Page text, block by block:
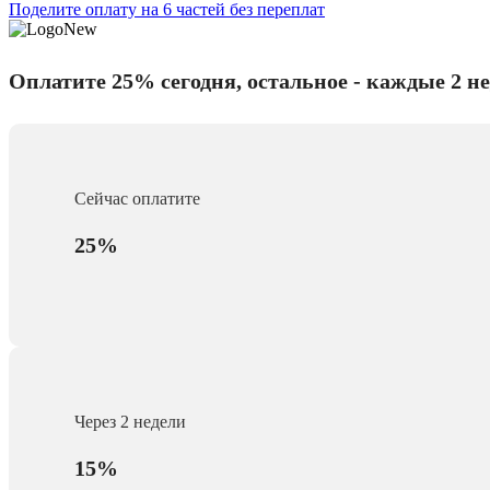
Поделите оплату на 6 частей без переплат
Оплатите 25% сегодня, остальное - каждые 2
Сейчас оплатите
25%
Через 2 недели
15%